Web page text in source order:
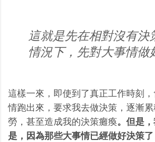
這就是先在相對沒有決
情況下，先對大事情做
這樣一來，即使到了真正工作時刻
情跑出來，要求我去做決策，逐漸
勞，甚至造成我的決策癱瘓。但是
是，因為那些大事情已經做好決策了